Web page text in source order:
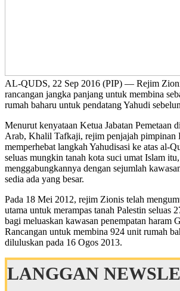
AL-QUDS, 22 Sep 2016 (PIP) — Rejim
rancangan jangka panjang untuk membina
rumah baharu untuk pendatang Yahudi
Menurut kenyataan Ketua Jabatan Pemetaan
Arab, Khalil Tafkaji, rejim penjajah pimpinan
memperhebat langkah Yahudisasi ke atas al-
seluas mungkin tanah kota suci umat Islam
menggabungkannya dengan sejumlah
sedia ada yang besar.
Pada 18 Mei 2012, rejim Zionis telah
utama untuk merampas tanah Palestin seluas
bagi meluaskan kawasan penempatan haram
Rancangan untuk membina 924 unit rumah
diluluskan pada 16 Ogos 2013.
LANGGAN